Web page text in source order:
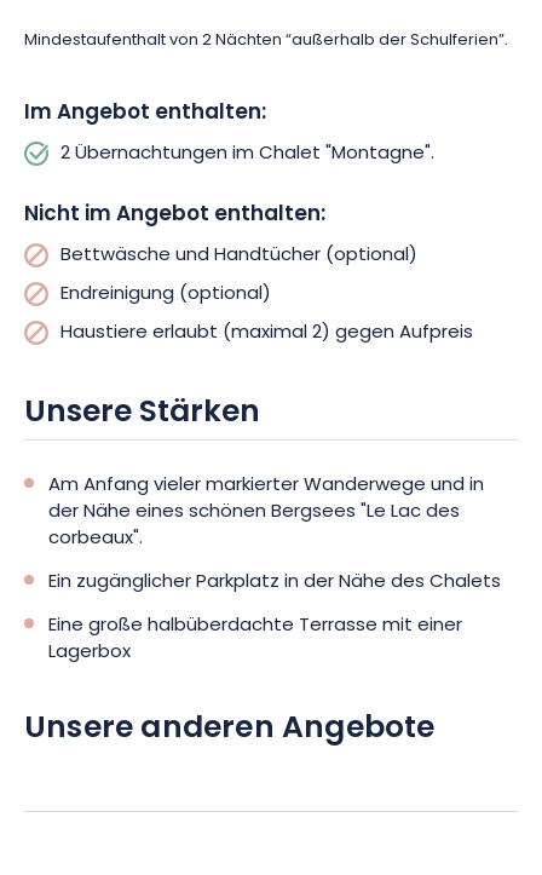
Erfahrung in den Hochvogesen zu machen.
Mindestaufenthalt von 2 Nächten “außerhalb der Schulferien”.
Im Angebot enthalten:
2 Übernachtungen im Chalet "Montagne".
Nicht im Angebot enthalten:
Bettwäsche und Handtücher (optional)
Endreinigung (optional)
Haustiere erlaubt (maximal 2) gegen Aufpreis
Unsere Stärken
Am Anfang vieler markierter Wanderwege und in
der Nähe eines schönen Bergsees "Le Lac des
corbeaux".
Ein zugänglicher Parkplatz in der Nähe des Chalets
Eine große halbüberdachte Terrasse mit einer
Lagerbox
Unsere anderen Angebote